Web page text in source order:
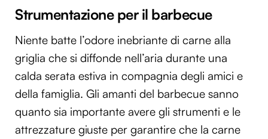
Strumentazione per il barbecue
Niente batte l’odore inebriante di carne alla
griglia che si diffonde nell’aria durante una
calda serata estiva in compagnia degli amici e
della famiglia. Gli amanti del barbecue sanno
quanto sia importante avere gli strumenti e le
attrezzature giuste per garantire che la carne